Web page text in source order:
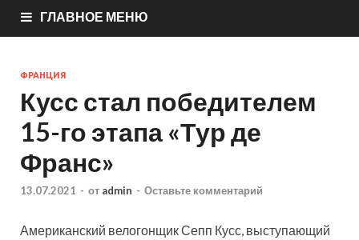
ГЛАВНОЕ МЕНЮ
ФРАНЦИЯ
Кусс стал победителем
15-го этапа «Тур де
Франс»
13.07.2021 - от admin - Оставьте комментарий
Американский велогонщик Сепп Кусс, выступающий